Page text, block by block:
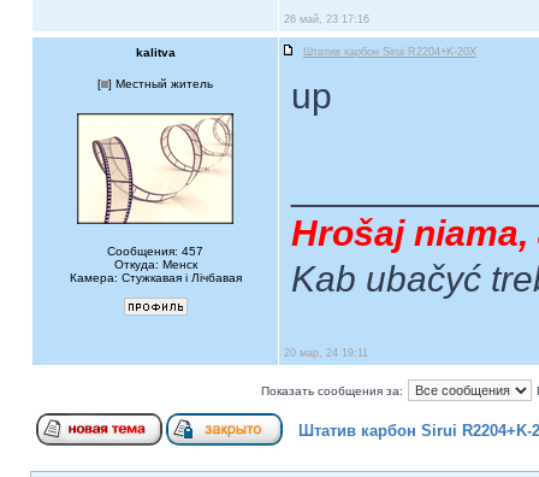
26 май, 23 17:16
kalitva Штатив карбон Sirui R2204+K-20X
[ ] Местный житель
Сообщения: 457
Откуда: Менск
Камера: Стужкавая i Лічбавая
up
Hrošaj
Kab ubačyć
20 мар, 24 19:11
Показать сообщения за:
Штатив карбон Sirui R2204+K-